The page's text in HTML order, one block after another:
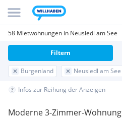
58 Mietwohnungen in Neusiedl am See
Burgenland Neusiedl am See
Filtern
Infos zur Reihung der Anzeigen
Moderne 3-Zimmer-Wohnung